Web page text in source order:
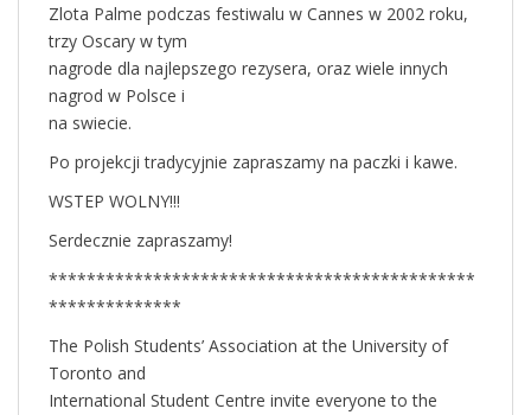
Zlota Palme podczas festiwalu w Cannes w 2002 roku,
trzy Oscary w tym
nagrode dla najlepszego rezysera, oraz wiele innych
nagrod w Polsce i
na swiecie.
Po projekcji tradycyjnie zapraszamy na paczki i kawe.
WSTEP WOLNY!!!
Serdecznie zapraszamy!
*********************************************
**************
The Polish Students’ Association at the University of
Toronto and
International Student Centre invite everyone to the